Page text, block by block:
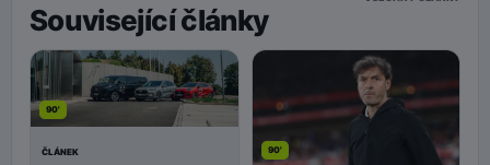
Související články
90'
ČLÁNEK 90'